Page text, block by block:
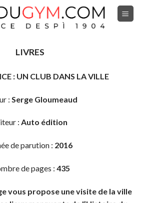
LIVRES
: UN CLUB DANS LA VILLE
: Serge Gloumeaud
: Auto édition
de parution : 2016
de pages : 435
vous propose une visite de la ville